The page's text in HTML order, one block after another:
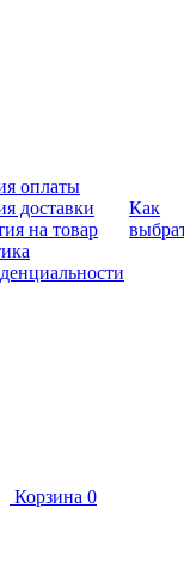
оплаты
доставки
на товар
Как
Корзина 0